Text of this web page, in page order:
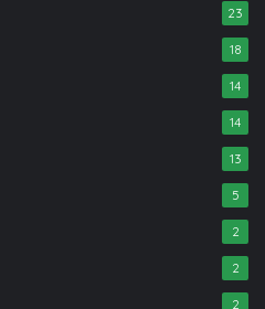
23
18
14
14
13
5
2
2
2